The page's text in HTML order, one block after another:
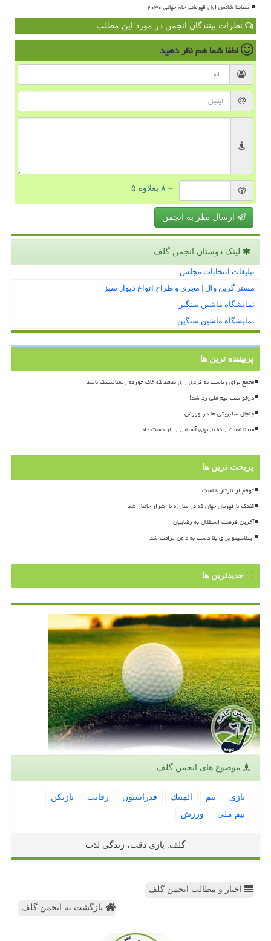
اسپانیا شانس اول قهرمانی جام جهانی ۲۰۳۰
نظرات بینندگان انجمن در مورد این مطلب
لطفا شما همنظر دهید
= ۸ بعلاوه ۵
ارسال نظر به انجمن
لینک دوستان انجمن گلف
تبلیغات انتخابات مجلس
مستر گرین وال | مجری و طراح انواع دیوار سبز
نمایشگاه ماشین سنگین
نمایشگاه ماشین سنگین
پربیننده ترین ها
مجمع برای ریاست به فردی رای بدهد که خاک خورده ژیمناستیک باشد
درخواست تیم ملی رد شد!
جنجال سلبریتی ها در ورزش
مبینا نعمت زاده بازیهای آسیایی را از دست داد
پربحث ترین ها
توقع از تارتار بالاست
گفتگو با قهرمان جهان که در مبارزه با اشرار جانباز شد
آخرین فرصت استقلال به رضاییان
اینفانتینو برای بقا دست به دامن ترامپ شد
جدیدترین ها
موضوع های انجمن گلف
بازی تیم المپیك فدراسیون رقابت
بازیكن
تیم ملی
ورزش
گلف: بازی دقت، زندگی لذت
اخبار و مطالب انجمن گلف
بازگشت به انجمن گلف